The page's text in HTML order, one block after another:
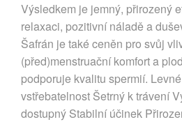
Výsledkem je jemný, přirozený
relaxaci, pozitivní náladě a
Šafrán je také ceněn pro svůj
(před)menstruační komfort a
podporuje kvalitu spermií.
vstřebatelnost Šetrný k trávení
dostupný Stabilní účinek